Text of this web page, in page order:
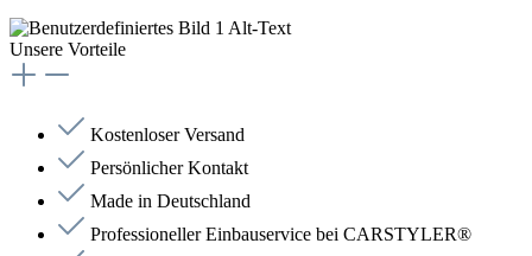
Unsere Vorteile
Kostenloser Versand
Persönlicher Kontakt
Made in Deutschland
Professioneller Einbauservice bei CARSTYLER®